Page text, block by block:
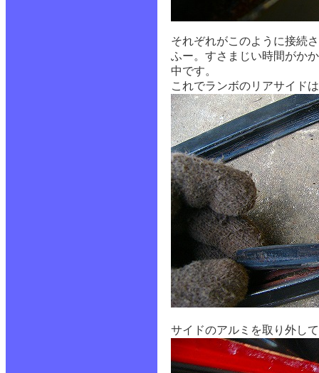
それぞれがこのように接続
ふー。すさまじい時間がか
中です。
これでランボのリアサイド
サイドのアルミを取り外し